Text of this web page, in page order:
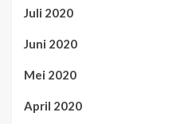
Juli 2020
Juni 2020
Mei 2020
April 2020